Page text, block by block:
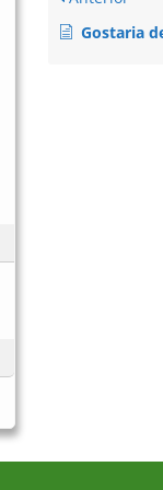
Gostaria de saber se a